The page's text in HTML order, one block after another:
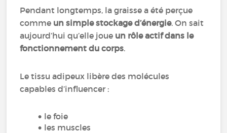
Pendant longtemps, la graisse a été perçue
comme un simple stockage d’énergie. On sait
aujourd’hui qu’elle joue un rôle actif dans le
fonctionnement du corps.
Le tissu adipeux libère des molécules
capables d’influencer :
le foie
les muscles